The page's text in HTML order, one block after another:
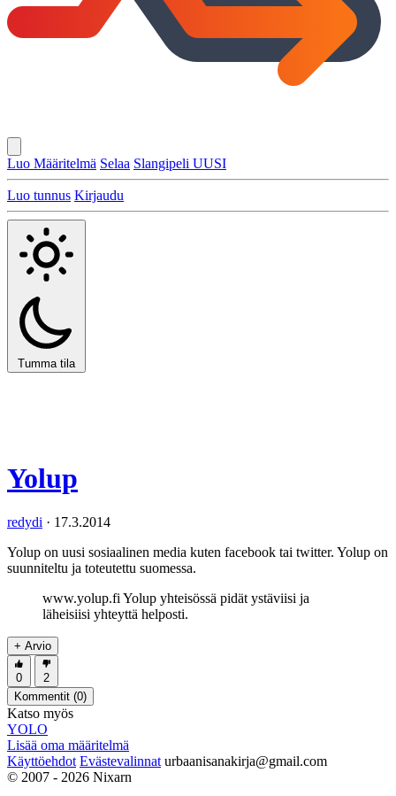
Luo Määritelmä Selaa Slangipeli UUSI
Luo tunnus Kirjaudu
Tumma tila
Yolup
redydi · 17.3.2014
Yolup on uusi sosiaalinen media kuten facebook tai twitter. Yolup on
suunniteltu ja toteutettu suomessa.
www.yolup.fi Yolup yhteisössä pidät ystäviisi ja
läheisiisi yhteyttä helposti.
+ Arvio
0
2
Kommentit (0)
Katso myös
YOLO
Lisää oma määritelmä
Käyttöehdot Evästevalinnat urbaanisanakirja@gmail.com
© 2007 - 2026 Nixarn